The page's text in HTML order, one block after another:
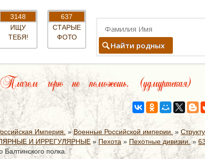
3148
ИЩУ
ТЕБЯ!
637
СТАРЫЕ
ФОТО
Найти родных
Плачем горю не поможешь. (удмуртская)
Империя. »Военные Российской империи. »
И ИРРЕГУЛЯРНЫЕ » Пехота » Пехотные дивизии. »
Балтинского полка.